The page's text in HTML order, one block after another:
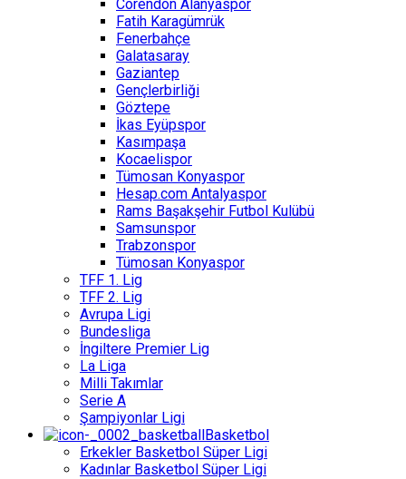
Corendon Alanyaspor
Fatih Karagümrük
Fenerbahçe
Galatasaray
Gaziantep
Gençlerbirliği
Göztepe
İkas Eyüpspor
Kasımpaşa
Kocaelispor
Tümosan Konyaspor
Hesap.com Antalyaspor
Rams Başakşehir Futbol Kulübü
Samsunspor
Trabzonspor
Tümosan Konyaspor
TFF 1. Lig
TFF 2. Lig
Avrupa Ligi
Bundesliga
İngiltere Premier Lig
La Liga
Milli Takımlar
Serie A
Şampiyonlar Ligi
Basketbol
Erkekler Basketbol Süper Ligi
Kadınlar Basketbol Süper Ligi